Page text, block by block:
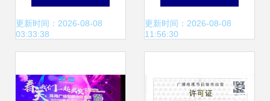
经营许可证？
更新时间：2026-08-08
03:33:38
——展现现代少年
更新时间：2026-08-08
11:56:30